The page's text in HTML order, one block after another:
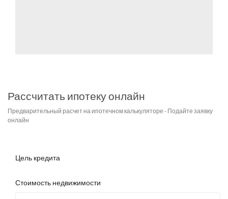
Рассчитать ипотеку онлайн
Предварительный расчет на ипотечном калькуляторе - Подайте заявку
онлайн
Цель кредита
Стоимость недвижимости